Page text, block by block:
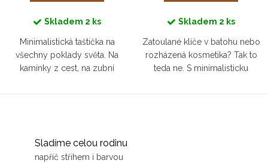
Skladem 2 ks
Minimalistická taštička na
všechny poklady světa. Na
kamínky z cest, na zubní
Skladem 2 ks
Zatoulané klíče v batohu nebo
rozházená kosmetika? Tak to
teda ne. S minimalisticku
Sladíme celou rodinu
napříč střihem i barvou